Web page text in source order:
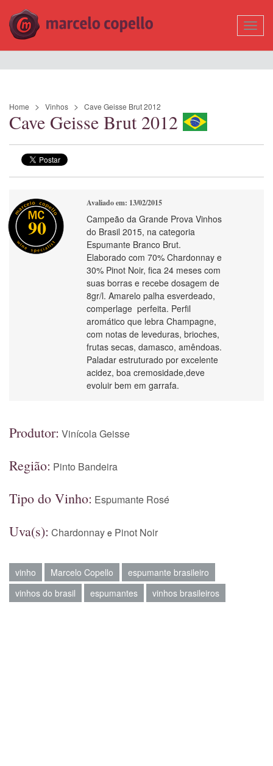
Home Vinhos Cave Geisse Brut 2012
Cave Geisse Brut 2012
90
Avaliado em: 13/02/2015
Campeão da Grande Prova Vinhos
do Brasil 2015, na categoria
Espumante Branco Brut.
Elaborado com 70% Chardonnay e
30% Pinot Noir, fica 24 meses com
suas borras e recebe dosagem de
8gr/l. Amarelo palha esverdeado,
comperlage perfeita. Perfil
aromático que lebra Champagne,
com notas de leveduras, brioches,
frutas secas, damasco, amêndoas.
Paladar estruturado por excelente
acidez, boa cremosidade,deve
evoluir bem em garrafa.
Produtor: Vinícola Geisse
Região: Pinto Bandeira
Tipo do Vinho: Espumante Rosé
Uva(s): Chardonnay e Pinot Noir
vinho Marcelo Copello
espumante brasileiro
vinhos do brasil
espumantes vinhos brasileiros